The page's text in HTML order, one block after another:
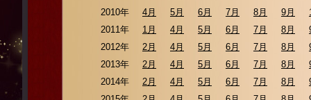
2010年 4月 5月 6月 7月 8月 9月
2011年
1月 4月 5月 6月 7月 8月
2012年
2月 4月 5月 6月 7月 8月
2013年
2月 4月 5月 6月 7月 8月
2014年
2月 4月 5月 6月 7月 8月